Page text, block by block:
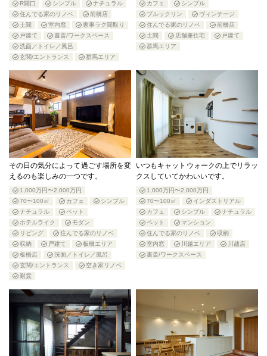
R開口
シンプル
ナチュラル
住んでる家のリノベ
前橋店
土間
室内窓
家事ラク間取り
戸建て
書斎/ワークスペース
洗面／トイレ／風呂
玄関/エントランス
群馬エリア
カフェ
シンプル
ブルックリン
ヴィンテージ
住んでる家のリノベ
前橋店
土間
店舗兼住宅
戸建て
群馬エリア
その日の気分によって過ごす場所を変
えるのも楽しみの一つです。
1,000万円〜2,000万円
70〜100㎡
カフェ
シンプル
ナチュラル
ペット
ホテルライク
モダン
リビング
住んでる家のリノベ
収納
戸建て
板橋エリア
板橋店
洗面／トイレ／風呂
玄関/エントランス
空き家リノベ
耐震
いつもキャットウォークの上でリラッ
クスしていてかわいいです。
1,000万円〜2,000万円
70〜100㎡
インダストリアル
カフェ
シンプル
ナチュラル
ペット
マンション
住んでる家のリノベ
収納
室内窓
川越エリア
川越店
書斎/ワークスペース